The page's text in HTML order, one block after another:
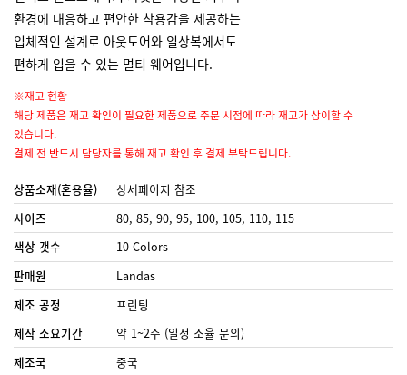
환경에 대응하고 편안한 착용감을 제공하는
입체적인 설계로 아웃도어와 일상복에서도
편하게 입을 수 있는 멀티 웨어입니다.
※재고 현황
해당 제품은 재고 확인이 필요한 제품으로 주문 시점에 따라 재고가 상이할 수
있습니다.
결제 전 반드시 담당자를 통해 재고 확인 후 결제 부탁드립니다.
상품소재(혼용율)
상세페이지 참조
사이즈
80, 85, 90, 95, 100, 105, 110, 115
색상 갯수
10 Colors
판매원
Landas
제조 공정
프린팅
제작 소요기간
약 1~2주 (일정 조율 문의)
제조국
중국